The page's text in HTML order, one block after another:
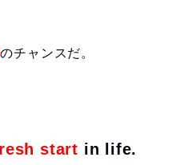
のチャンスだ。
start in life.